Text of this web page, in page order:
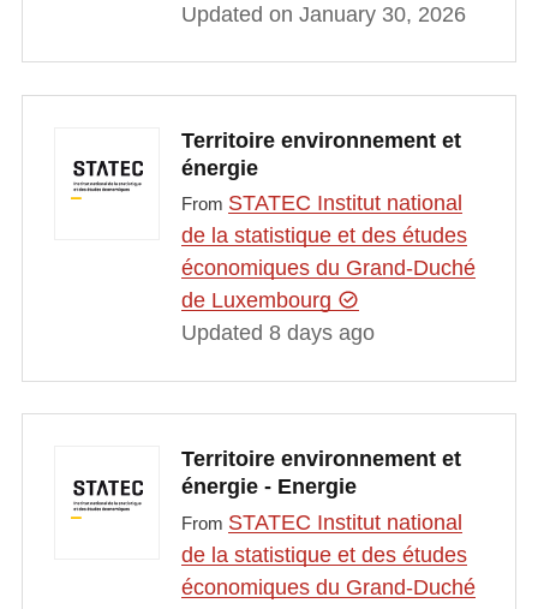
Updated on January 30, 2026
Territoire environnement et
énergie
From STATEC Institut national
de la statistique et des études
économiques du Grand-Duché
de Luxembourg
Updated 8 days ago
Territoire environnement et
énergie - Energie
From STATEC Institut national
de la statistique et des études
économiques du Grand-Duché